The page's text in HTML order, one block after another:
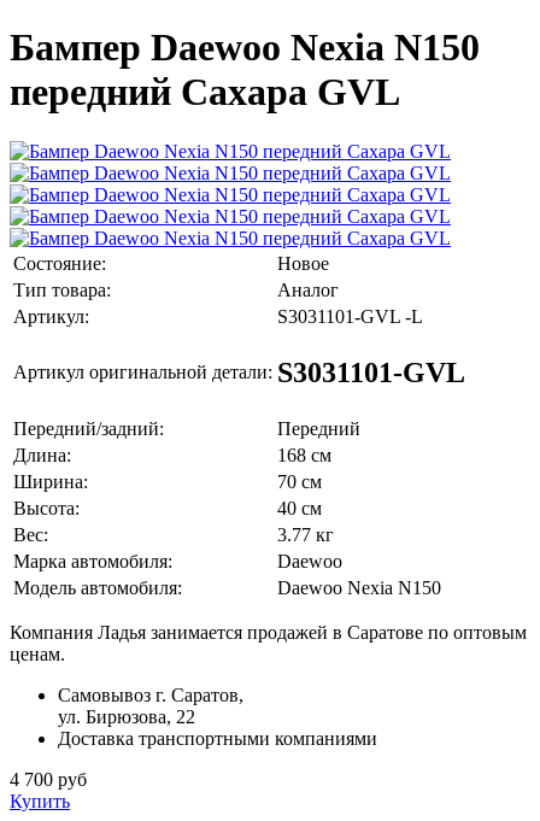
Бампер Daewoo Nexia N150
передний Сахара GVL
Состояние:
Новое
Тип товара:
Аналог
Артикул:
S3031101-GVL -L
Артикул оригинальной детали: S3031101-GVL
Передний/задний:
Передний
Длина:
168 см
Ширина:
70 см
Высота:
40 см
Вес:
3.77 кг
Марка автомобиля:
Daewoo
Модель автомобиля:
Daewoo Nexia N150
Компания Ладья занимается продажей в Саратове по оптовым
ценам.
Самовывоз г. Саратов,
ул. Бирюзова, 22
Доставка транспортными компаниями
4 700 руб
Купить